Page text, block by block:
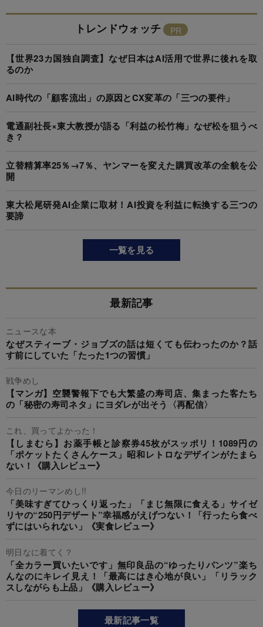
トレンドウォッチ
【世界23カ国独自調査】なぜ日本はAI活用で世界に後れを取
るのか
AI時代の「顧客流出」の原因とCX変革の「三つの要件」
電通副社長×東大教授が語る「利益の松竹梅」なぜ松を狙うべ
き？
立替精算率25％→7％、ヤンマーを変えた購買改革の全貌を公
開
東大松尾研発AI企業に取材！AI投資を利益に転換する三つの
要諦
一覧を見る
最新記事
ニュースな本
なぜスティーブ・ジョブズの話は短くても伝わったのか？話
す前にしていた「たった1つの習慣」
戦争めし
【マンガ】空襲警報下でも大繁盛の寿司店、集まった客たち
の「秘密の寿司ネタ」にヨダレが出そう〈再配信〉
これ、買ってよかった！
【しまむら】お薬手帳と診察券45枚がスッポリ！1089円の
「ポケットたくさんケース」昭和レトロなデザインがたまら
ない！《購入レビュー》
今日のリーマンめし!!
「美味すぎてひっくり返った」「まじ無限に食える」サイゼ
リヤの“250円デザート”幸福感がえげつない！「行ったら食べ
ずにはいられない」《実食レビュー》
明日なに着てく？
「全カラー買いたいです」無印良品の“ゆったりパンツ”楽ち
んなのにキレイ見え！「最高にはき心地が良い」「リラック
スしながらも上品」《購入レビュー》
最新記事一覧